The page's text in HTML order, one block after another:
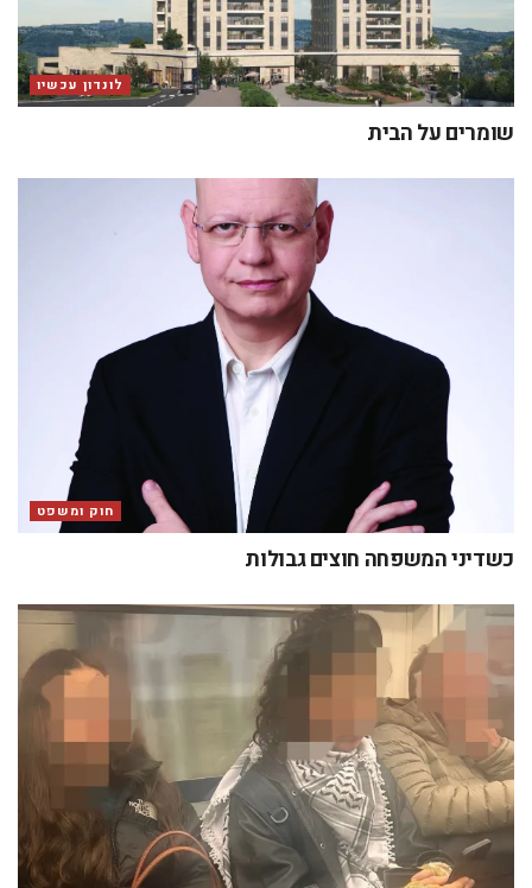
לונדון עכשיו
שומרים על הבית
חוק ומשפט
כשדיני המשפחה חוצים גבולות